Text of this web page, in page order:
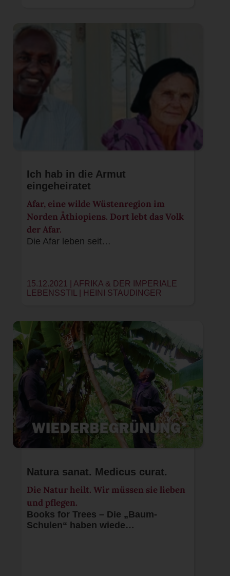
Ich hab in die Armut
eingeheiratet
Afar, eine wilde Wüstenregion im
Norden Äthiopiens. Dort lebt das Volk
der Afar.
Die Afar leben seit…
15.12.2021 | AFRIKA & DER IMPERIALE
LEBENSSTIL |
HEINI STAUDINGER
Natura sanat. Medicus curat.
Die Natur heilt. Wir müssen sie lieben
und pflegen.
Books for Trees – Die „Baum-
Schulen“ haben wiede…